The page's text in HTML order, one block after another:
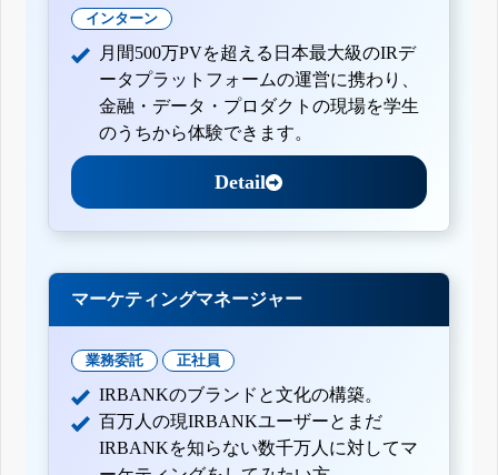
インターン
月間500万PVを超える日本最大級のIRデ
ータプラットフォームの運営に携わり、
金融・データ・プロダクトの現場を学生
のうちから体験できます。
Detail
マーケティングマネージャー
業務委託 正社員
IRBANKのブランドと文化の構築。
百万人の現IRBANKユーザーとまだ
IRBANKを知らない数千万人に対してマ